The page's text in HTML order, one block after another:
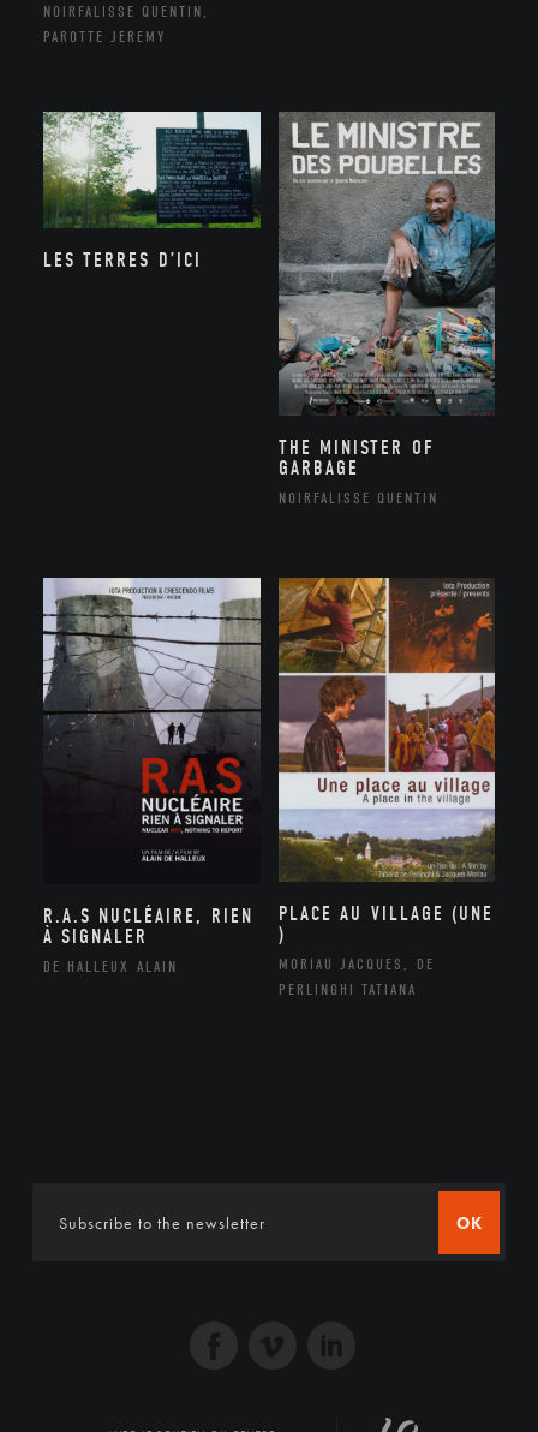
NOIRFALISSE QUENTIN,
PAROTTE JEREMY
LES TERRES D’ICI
THE MINISTER OF
GARBAGE
NOIRFALISSE QUENTIN
R.A.S NUCLÉAIRE, RIEN
À SIGNALER
DE HALLEUX ALAIN
PLACE AU VILLAGE (UNE
)
MORIAU JACQUES, DE
PERLINGHI TATIANA
OK